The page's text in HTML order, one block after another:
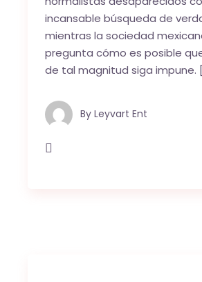
incansable búsqueda de
mientras la sociedad
pregunta cómo es posible
de tal magnitud siga impune.
By Leyvart Ent